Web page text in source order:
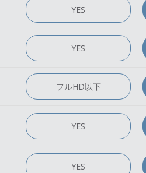
YES
YES
フルHD以下
YES
YES